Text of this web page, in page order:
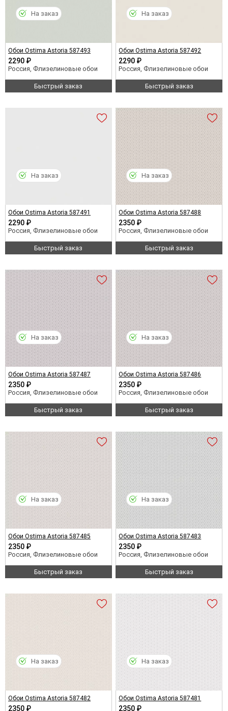
Обои Ostima Astoria 587493
2290 ₽
Россия, Флизелиновые обои
Быстрый заказ
На заказ
Обои Ostima Astoria 587492
2290 ₽
Россия, Флизелиновые обои
Быстрый заказ
На заказ
Обои Ostima Astoria 587491
2290 ₽
Россия, Флизелиновые обои
Быстрый заказ
На заказ
Обои Ostima Astoria 587488
2350 ₽
Россия, Флизелиновые обои
Быстрый заказ
На заказ
Обои Ostima Astoria 587487
2350 ₽
Россия, Флизелиновые обои
Быстрый заказ
На заказ
Обои Ostima Astoria 587486
2350 ₽
Россия, Флизелиновые обои
Быстрый заказ
На заказ
Обои Ostima Astoria 587485
2350 ₽
Россия, Флизелиновые обои
Быстрый заказ
На заказ
Обои Ostima Astoria 587483
2350 ₽
Россия, Флизелиновые обои
Быстрый заказ
На заказ
Обои Ostima Astoria 587482
2350 ₽
На заказ
Обои Ostima Astoria 587481
2350 ₽
На заказ